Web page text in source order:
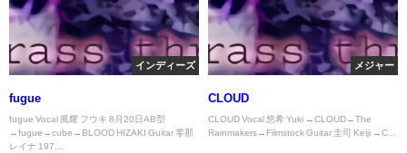
インディーズ
fugue
fugue Vocal 風耀 フウキ 8月20日AB型
→fugue→cube→BLOOD HIZAKI Guitar 零那
レイナ 197...
メジャー
CLOUD
CLOUD Vocal 悠希 Yuki →CLOUD→The
Rainmakers→Filmstock Guitar 圭司 Keiji →C...